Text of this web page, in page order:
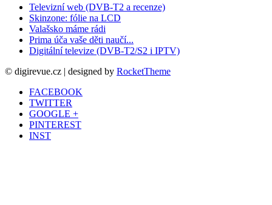
Televizní web (DVB-T2 a recenze)
Skinzone: fólie na LCD
Valašsko máme rádi
Prima úča vaše děti naučí...
Digitální televize (DVB-T2/S2 i IPTV)
© digirevue.cz | designed by RocketTheme
FACEBOOK
TWITTER
GOOGLE +
PINTEREST
INST